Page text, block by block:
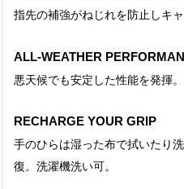
指先の補強がねじれを防止しキ
ALL-WEATHER
悪天候でも安定した性能を発揮。
RECHARGE YOUR GRIP
手のひらは湿った布で拭いたり
復。洗濯機洗い可。